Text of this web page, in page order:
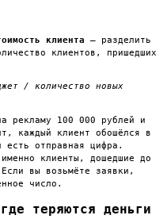
клиента — разделить
клиентов, пришедших
/ количество новых
рекламу 100 000 рублей и
каждый клиент обошёлся в
отправная цифра.
клиенты, дошедшие до
вы возьмёте заявки,
число.
теряются деньги